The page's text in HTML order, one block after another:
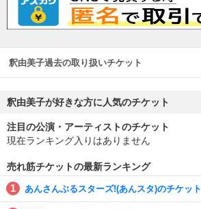
釈由美子過去の取り扱いチケット
釈由美子が好きな方に人気のチケット
注目の公演・アーティストのチケット
現在ランキング入りはありません
売れ筋チケットの最新ランキング
あんさんぶるスターズ!(あんスタ)のチケット